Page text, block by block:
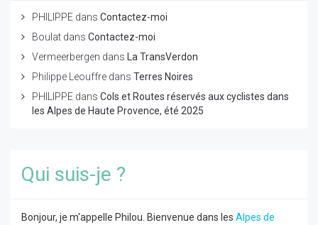
PHILIPPE dans Contactez-moi
Boulat dans Contactez-moi
Vermeerbergen dans La TransVerdon
Philippe Leouffre dans Terres Noires
PHILIPPE dans Cols et Routes réservés aux cyclistes dans
les Alpes de Haute Provence, été 2025
Qui suis-je ?
Bonjour, je m'appelle Philou. Bienvenue dans les Alpes de